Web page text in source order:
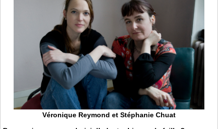
Véronique Reymond et Stéphanie Chuat